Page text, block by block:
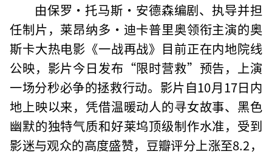
由保罗·托马斯·安德森编剧、执导并担
任制片，莱昂纳多·迪卡普里奥领衔主演的奥
斯卡大热电影《一战再战》目前正在内地院线
公映，影片今日发布“限时营救”预告，上演
一场分秒必争的拯救行动。影片自10月17日内
地上映以来，凭借温暖动人的寻女故事、黑色
幽默的独特气质和好莱坞顶级制作水准，受到
影迷与观众的高度盛赞，豆瓣评分上涨至8.2，